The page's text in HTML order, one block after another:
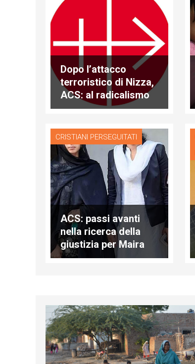
Dopo l’attacco
terroristico di Nizza,
ACS: al radicalismo
islamista non si
offensivo
CRISTIANI PERSEGUITATI
ACS: passi avanti
nella ricerca della
giustizia per Maira
Shahbaz, ma la